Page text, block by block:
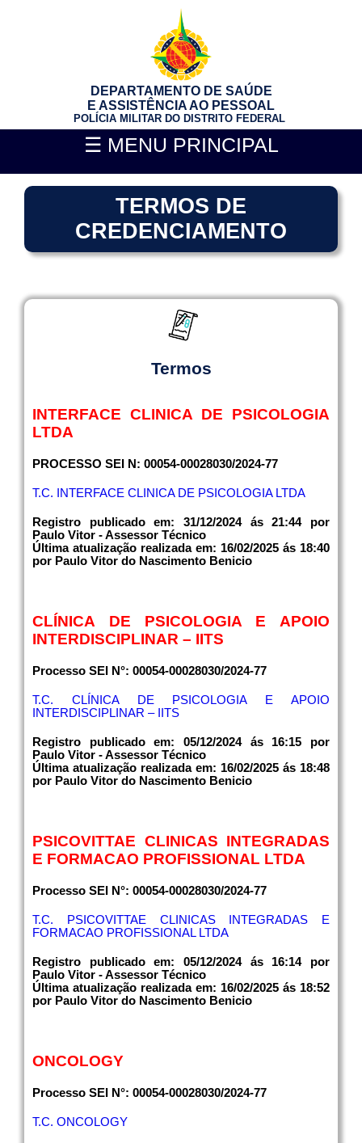
☰ MENU PRINCIPAL
DEPARTAMENTO DE SAÚDE
E ASSISTÊNCIA AO PESSOAL
POLÍCIA MILITAR DO DISTRITO FEDERAL
TERMOS DE
CREDENCIAMENTO
Termos
INTERFACE CLINICA DE PSICOLOGIA
LTDA
PROCESSO SEI N: 00054-00028030/2024-77
T.C. INTERFACE CLINICA DE PSICOLOGIA LTDA
Registro publicado em: 31/12/2024 ás 21:44 por
Paulo Vitor - Assessor Técnico
Última atualização realizada em: 16/02/2025 ás 18:40
por Paulo Vitor do Nascimento Benicio
CLÍNICA DE PSICOLOGIA E APOIO
INTERDISCIPLINAR – IITS
Processo SEI N°: 00054-00028030/2024-77
T.C. CLÍNICA DE PSICOLOGIA E APOIO
INTERDISCIPLINAR – IITS
Registro publicado em: 05/12/2024 ás 16:15 por
Paulo Vitor - Assessor Técnico
Última atualização realizada em: 16/02/2025 ás 18:48
por Paulo Vitor do Nascimento Benicio
PSICOVITTAE CLINICAS INTEGRADAS
E FORMACAO PROFISSIONAL LTDA
Processo SEI N°: 00054-00028030/2024-77
T.C. PSICOVITTAE CLINICAS INTEGRADAS E
FORMACAO PROFISSIONAL LTDA
Registro publicado em: 05/12/2024 ás 16:14 por
Paulo Vitor - Assessor Técnico
Última atualização realizada em: 16/02/2025 ás 18:52
por Paulo Vitor do Nascimento Benicio
ONCOLOGY
Processo SEI N°: 00054-00028030/2024-77
T.C. ONCOLOGY